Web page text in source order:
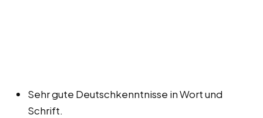
Sehr gute Deutschkenntnisse in Wort und
Schrift.